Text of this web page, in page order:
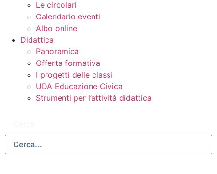
Le circolari
Calendario eventi
Albo online
Didattica
Panoramica
Offerta formativa
I progetti delle classi
UDA Educazione Civica
Strumenti per l’attività didattica